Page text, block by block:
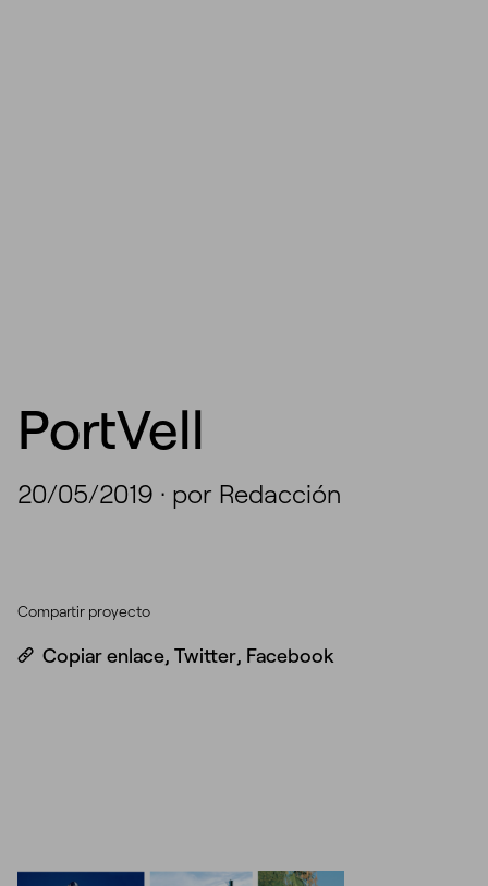
PortVell
20/05/2019 · por Redacción
Compartir proyecto
Copiar enlace, Twitter, Facebook